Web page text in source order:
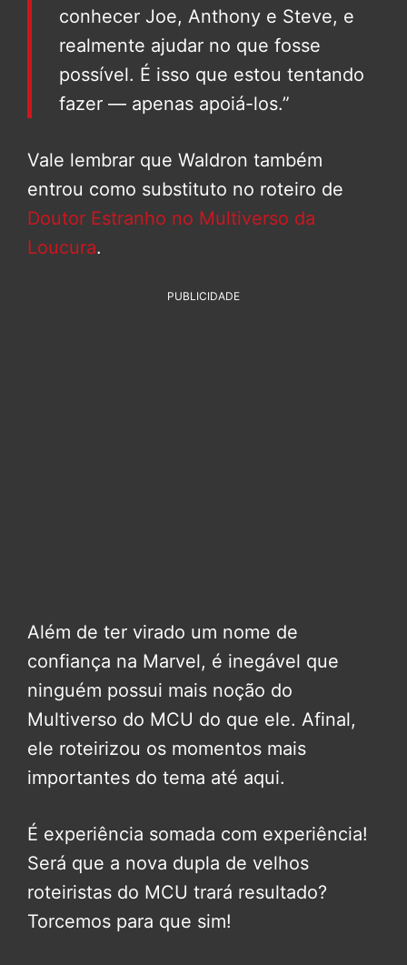
conhecer Joe, Anthony e Steve, e
realmente ajudar no que fosse
possível. É isso que estou tentando
fazer — apenas apoiá-los.”
Vale lembrar que Waldron também
entrou como substituto no roteiro de
Doutor Estranho no Multiverso da
Loucura.
PUBLICIDADE
Além de ter virado um nome de
confiança na Marvel, é inegável que
ninguém possui mais noção do
Multiverso do MCU do que ele. Afinal,
ele roteirizou os momentos mais
importantes do tema até aqui.
É experiência somada com experiência!
Será que a nova dupla de velhos
roteiristas do MCU trará resultado?
Torcemos para que sim!